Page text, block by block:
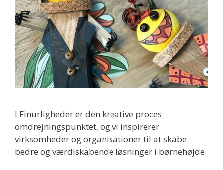
I Finurligheder er den kreative proces
omdrejningspunktet, og vi inspirerer
virksomheder og organisationer til at skabe
bedre og værdiskabende løsninger i børnehøjde.